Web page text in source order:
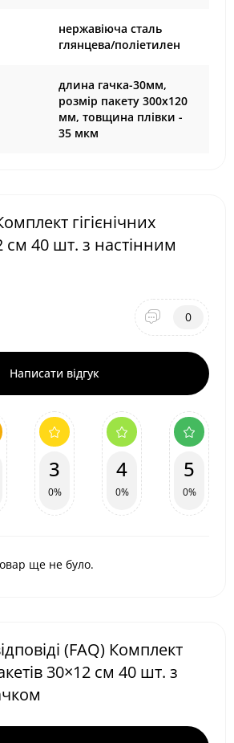
нержавіюча сталь
глянцева/поліетилен
длина гачка-30мм,
розмір пакету 300х120
мм, товщина плівки -
35 мкм
гігієнічних
см 40 шт. з настінним
0
Написати відгук
3
0%
4
0%
5
0%
ще не було.
(FAQ) Комплект
30×12 см 40 шт. з